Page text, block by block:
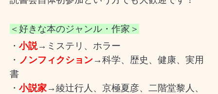
＜好きな本のジャンル・作家＞
・ 小説→ミステリ、ホラー
・ ノンフィクション→科学、歴史、健康、実用
書
・ 小説家→綾辻行人、京極夏彦、二階堂黎人、